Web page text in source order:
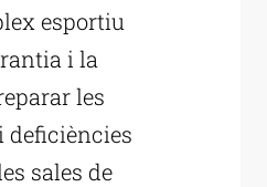
esportiu
i la
les
deficiències
sales de